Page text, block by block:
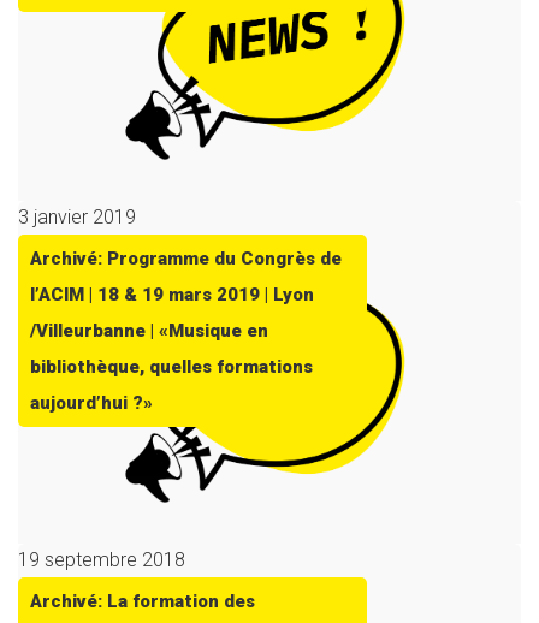
3 janvier 2019
Archivé: Programme du Congrès de
l’ACIM | 18 & 19 mars 2019 | Lyon
/Villeurbanne | «Musique en
bibliothèque, quelles formations
aujourd’hui ?»
19 septembre 2018
Archivé: La formation des